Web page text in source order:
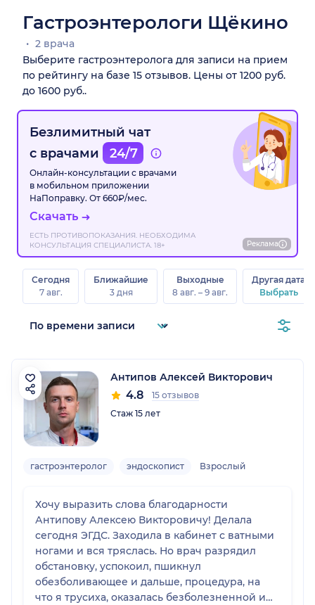
Гастроэнтерологи Щёкино
2 врача
Выберите гастроэнтеролога для записи на прием
по рейтингу на базе 15 отзывов. Цены от 1200 руб.
до 1600 руб..
Безлимитный чат
с врачами
24/7
Онлайн-консультации с врачами
в мобильном приложении
НаПоправку. От 660₽/мес.
Скачать
ЕСТЬ ПРОТИВОПОКАЗАНИЯ. НЕОБХОДИМА
КОНСУЛЬТАЦИЯ СПЕЦИАЛИСТА. 18+
Реклама
Сегодня
7 авг.
Ближайшие
3 дня
Выходные
8 авг. – 9 авг.
Другая дата
Выбрать
Антипов Алексей Викторович
4.8
15 отзывов
Стаж 15 лет
гастроэнтеролог эндоскопист Взрослый
Хочу выразить слова благодарности
Антипову Алексею Викторовичу! Делала
сегодня ЭГДС. Заходила в кабинет с ватными
ногами и вся тряслась. Но врач разрядил
обстановку, успокоил, пшикнул
обезболивающее и дальше, процедура, на
что я трусиха, оказалась безболезненной и